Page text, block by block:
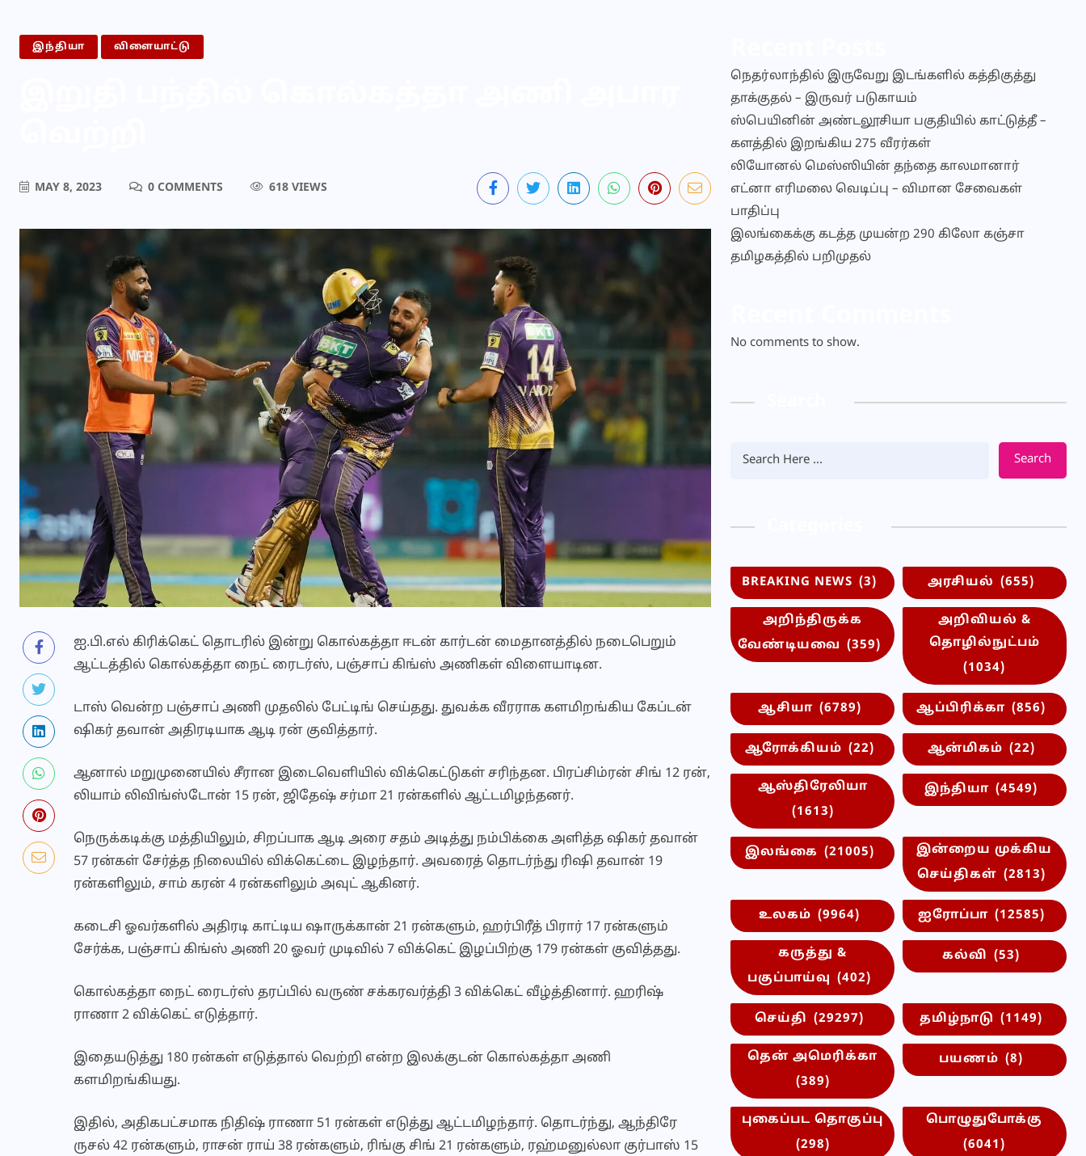
இந்தியா விளையாட்டு
MAY 8, 2023 0 COMMENTS 618 VIEWS
ஐ.பி.எல் கிரிக்கெட் தொடரில் இன்று கொல்கத்தா ஈடன் கார்டன் மைதானத்தில் நடைபெறும்
ஆட்டத்தில் கொல்கத்தா நைட் ரைடர்ஸ், பஞ்சாப் கிங்ஸ் அணிகள் விளையாடின.
டாஸ் வென்ற பஞ்சாப் அணி முதலில் பேட்டிங் செய்தது. துவக்க வீரராக களமிறங்கிய கேப்டன்
ஷிகர் தவான் அதிரடியாக ஆடி ரன் குவித்தார்.
ஆனால் மறுமுனையில் சீரான இடைவெளியில் விக்கெட்டுகள் சரிந்தன. பிரப்சிம்ரன் சிங் 12 ரன்,
லியாம் லிவிங்ஸ்டோன் 15 ரன், ஜிதேஷ் சர்மா 21 ரன்களில் ஆட்டமிழந்தனர்.
நெருக்கடிக்கு மத்தியிலும், சிறப்பாக ஆடி அரை சதம் அடித்து நம்பிக்கை அளித்த ஷிகர் தவான்
57 ரன்கள் சேர்த்த நிலையில் விக்கெட்டை இழந்தார். அவரைத் தொடர்ந்து ரிஷி தவான் 19
ரன்களிலும், சாம் கரன் 4 ரன்களிலும் அவுட் ஆகினர்.
கடைசி ஓவர்களில் அதிரடி காட்டிய ஷாருக்கான் 21 ரன்களும், ஹர்பிரீத் பிரார் 17 ரன்களும்
சேர்க்க, பஞ்சாப் கிங்ஸ் அணி 20 ஓவர் முடிவில் 7 விக்கெட் இழப்பிற்கு 179 ரன்கள் குவித்தது.
கொல்கத்தா நைட் ரைடர்ஸ் தரப்பில் வருண் சக்கரவர்த்தி 3 விக்கெட் வீழ்த்தினார். ஹரிஷ்
ராணா 2 விக்கெட் எடுத்தார்.
இதையடுத்து 180 ரன்கள் எடுத்தால் வெற்றி என்ற இலக்குடன் கொல்கத்தா அணி
களமிறங்கியது.
இதில், அதிகபட்சமாக நிதிஷ் ராணா 51 ரன்கள் எடுத்து ஆட்டமிழந்தார். தொடர்ந்து, ஆந்திரே
ருசல் 42 ரன்களும், ராசன் ராய் 38 ரன்களும், ரிங்கு சிங் 21 ரன்களும், ரஹ்மனுல்லா குர்பாஸ் 15
நெதர்லாந்தில் இருவேறு இடங்களில் கத்திகுத்து
தாக்குதல் – இருவர் படுகாயம்
ஸ்பெயினின் அண்டலூசியா பகுதியில் காட்டுத்தீ –
களத்தில் இறங்கிய 275 வீரர்கள்
லியோனல் மெஸ்ஸியின் தந்தை காலமானார்
எட்னா எரிமலை வெடிப்பு – விமான சேவைகள்
பாதிப்பு
இலங்கைக்கு கடத்த முயன்ற 290 கிலோ கஞ்சா
தமிழகத்தில் பறிமுதல்
No comments to show.
Search
BREAKING NEWS (3) அரசியல் (655)
அறிந்திருக்க
வேண்டியவை (359)
அறிவியல் &
தொழில்நுட்பம்
(1034)
ஆசியா (6789) ஆப்பிரிக்கா (856)
ஆரோக்கியம் (22) ஆன்மிகம் (22)
ஆஸ்திரேலியா
(1613)
இந்தியா (4549)
இலங்கை (21005)
இன்றைய முக்கிய
செய்திகள் (2813)
உலகம் (9964) ஐரோப்பா (12585)
கருத்து &
பகுப்பாய்வு (402)
கல்வி (53)
செய்தி (29297) தமிழ்நாடு (1149)
தென் அமெரிக்கா
(389)
பயணம் (8)
புகைப்பட தொகுப்பு
(298)
பொழுதுபோக்கு
(6041)